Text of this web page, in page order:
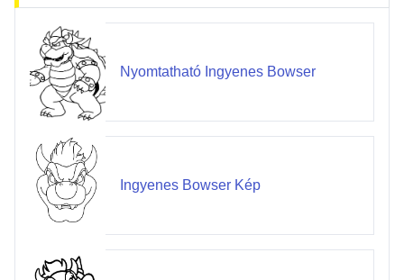
Nyomtatható Ingyenes Bowser
Ingyenes Bowser Kép